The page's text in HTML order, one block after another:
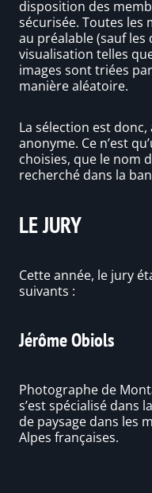
disposition des
sécurisée. Toutes les
au préalable (sauf les
visualisation telles
images sont triées
manière aléatoire.
La sélection est
anonyme. Ce n’est
choisies, que le nom
recherché dans la
LE JURY
Cette année, le jury
suivants :
Jérôme Obiols
Photographe de
s’est spécialisé dans
de paysage dans les
Alpes françaises.